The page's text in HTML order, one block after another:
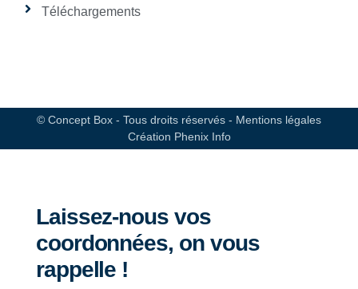
Téléchargements
© Concept Box - Tous droits réservés - Mentions légales
Création Phenix Info
Laissez-nous vos
coordonnées, on vous
rappelle !